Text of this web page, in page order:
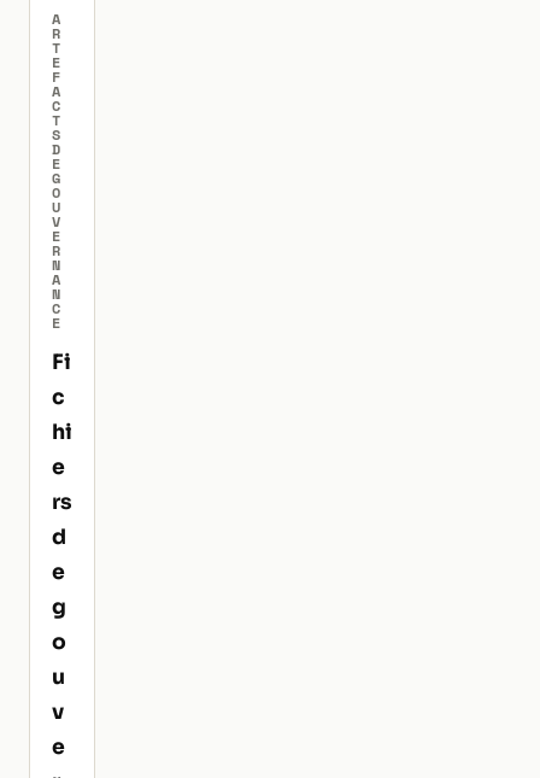
A
R
T
E
F
A
C
T
S
D
E
G
O
U
V
E
R
N
A
N
C
E
Fi
c
hi
e
rs
d
e
g
o
u
v
e